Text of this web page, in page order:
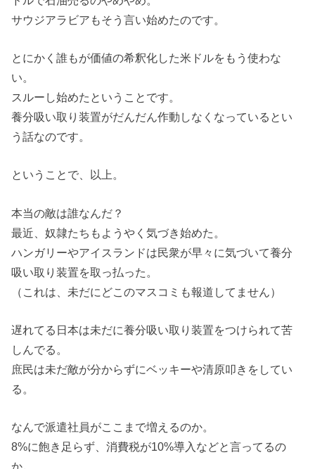
サウジアラビアもそう言い始めたのです。
とにかく誰もが価値の希釈化した米ドルをもう使わな
い。
スルーし始めたということです。
養分吸い取り装置がだんだん作動しなくなっているとい
う話なのです。
ということで、以上。
本当の敵は誰なんだ？
最近、奴隷たちもようやく気づき始めた。
ハンガリーやアイスランドは民衆が早々に気づいて養分
吸い取り装置を取っ払った。
（これは、未だにどこのマスコミも報道してません）
遅れてる日本は未だに養分吸い取り装置をつけられて苦
しんでる。
庶民は未だ敵が分からずにベッキーや清原叩きをしてい
る。
なんで派遣社員がここまで増えるのか。
8%に飽き足らず、消費税が10%導入などと言ってるの